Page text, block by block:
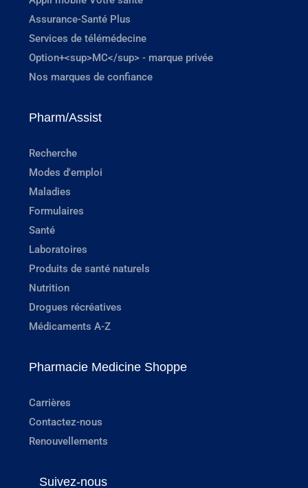
Assurance-Santé Plus
Services de télémédecine
Option+<sup>MC</sup> - marque privée
Nos marques de confiance
Pharm/Assist
Recherche
Modes d'emploi
Maladies
Formulaires
Santé
Laboratoires
Produits de santé naturels
Nutrition
Drogues récréatives
Médicaments A-Z
Pharmacie Medicine Shoppe
Carrières
Contactez-nous
Renouvellements
Suivez-nous